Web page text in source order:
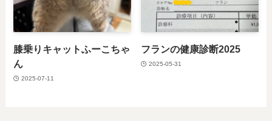
膝乗りキャットふーこちゃ
ん
2025-07-11
フランの健康診断2025
2025-05-31